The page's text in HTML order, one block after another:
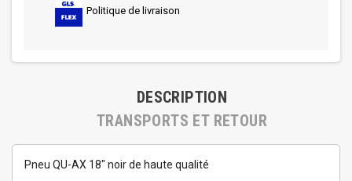
Politique de livraison
DESCRIPTION
TRANSPORTS ET RETOUR
Pneu QU-AX 18" noir de haute qualité